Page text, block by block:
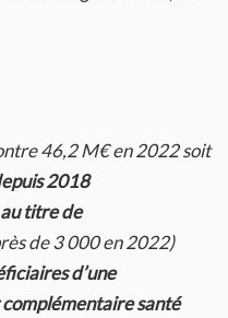
46,2 M€ en 2022 soit
2018
titre de
de 3 000 en 2022)
d’une
santé